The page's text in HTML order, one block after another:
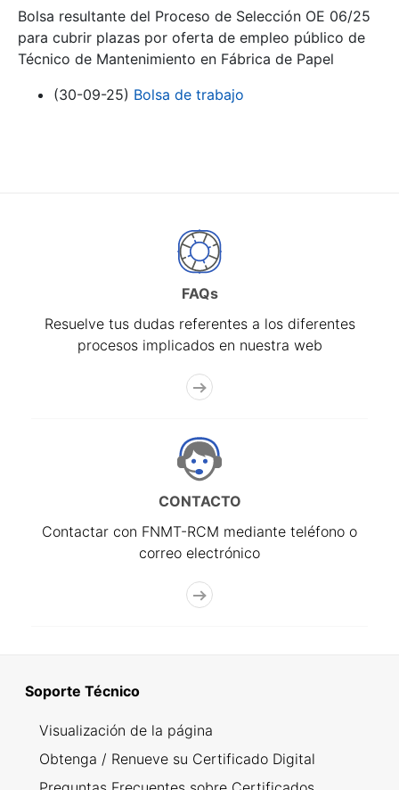
Mostrar/Ocultar
Bolsa resultante del Proceso de Selección OE 06/25
para cubrir plazas por oferta de empleo público de
Técnico de Mantenimiento en Fábrica de Papel
(30-09-25) Bolsa de trabajo
FAQs
Resuelve tus dudas referentes a los diferentes
procesos implicados en nuestra web
CONTACTO
Contactar con FNMT-RCM mediante teléfono o
correo electrónico
Soporte Técnico
Visualización de la página
Obtenga / Renueve su Certificado Digital